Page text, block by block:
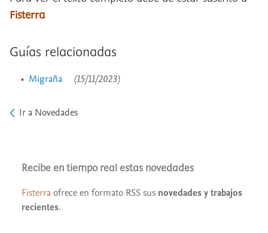
Fisterra
Guías relacionadas
Migraña (15/11/2023)
Ir a Novedades
Recibe en tiempo real estas novedades
Fisterraofrece en formato RSS sus novedades y trabajos
recientes.